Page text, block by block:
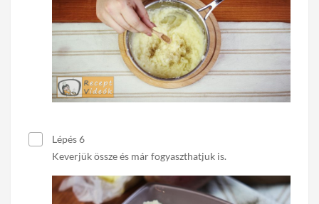
Lépés 6
Keverjük össze és már fogyaszthatjuk is.